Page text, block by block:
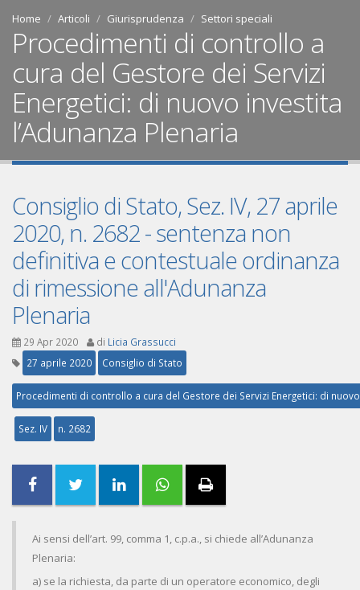
Home Articoli Giurisprudenza Settori speciali
Procedimenti di controllo a
cura del Gestore dei Servizi
Energetici: di nuovo investita
l’Adunanza Plenaria
Consiglio di Stato, Sez. IV, 27 aprile
2020, n. 2682 - sentenza non
definitiva e contestuale ordinanza
di rimessione all'Adunanza
Plenaria
29 Apr 2020 di Licia Grassucci
27 aprile 2020
Consiglio di Stato
Procedimenti di controllo a cura del Gestore dei Servizi Energetici: di
Sez. IV n. 2682
Ai sensi dell’art. 99, comma 1, c.p.a., si chiede all’Adunanza
Plenaria:
a) se la richiesta, da parte di un operatore economico, degli